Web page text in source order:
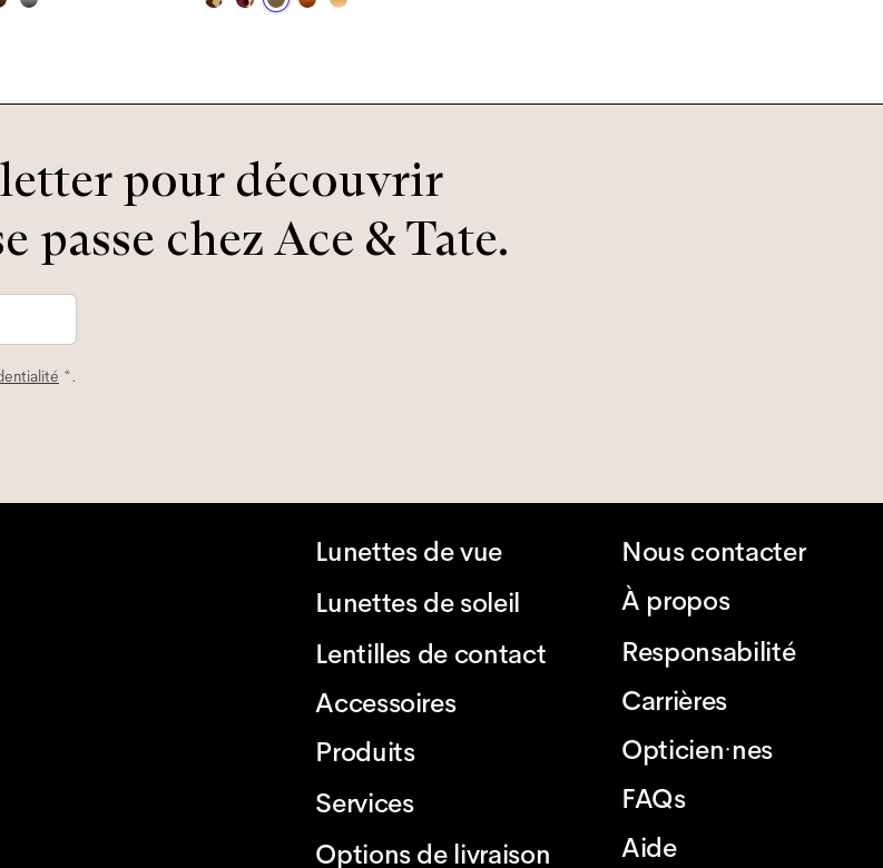
pour découvrir
passe chez Ace & Tate.
*.
Lunettes de vue
Lunettes de soleil
Lentilles de contact
Accessoires
Produits
Services
Options de livraison
Nous contacter
À propos
Responsabilité
Carrières
Opticien·nes
FAQs
Aide